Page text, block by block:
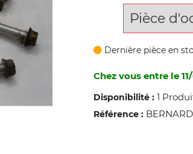
Pièce
Dernière pièce en
Chez vous entre le
Disponibilité : 1
Référence :